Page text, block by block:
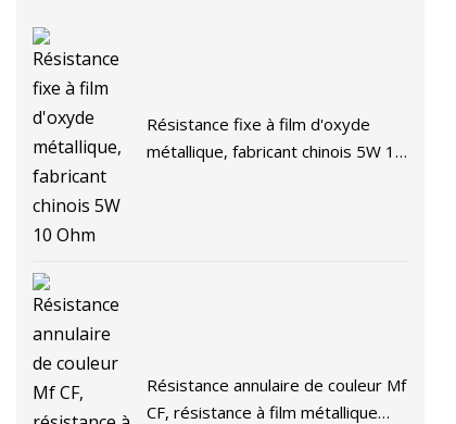
Résistance fixe à film d'oxyde
métallique, fabricant chinois 5W 10
Résistance annulaire de couleur Mf
CF, résistance à film métallique